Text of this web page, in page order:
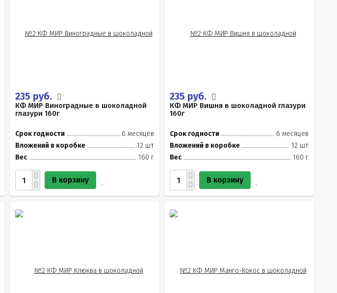
235 руб.
КФ МИР Виноградные в шоколадной
глазури 160г
Срок годности
6 месяцев
Вложений в коробке
12 шт
Вес
160 г
В корзину
235 руб.
КФ МИР Вишня в шоколадной глазури
160г
Срок годности
6 месяцев
Вложений в коробке
12 шт
Вес
160 г
В корзину